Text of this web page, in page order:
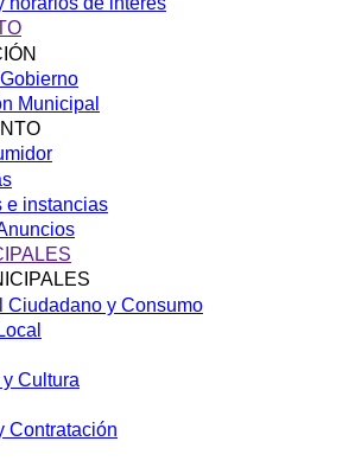
Municipal
e instancias
Ciudadano y Consumo
Cultura
Contratación